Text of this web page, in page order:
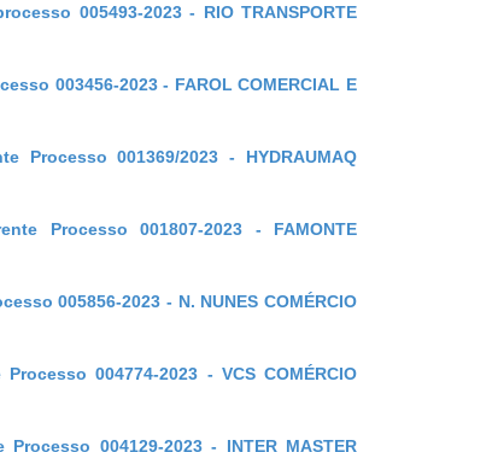
005493-2023 - RIO TRANSPORTE
003456-2023 - FAROL COMERCIAL E
Processo 001369/2023 - HYDRAUMAQ
Processo 001807-2023 - FAMONTE
005856-2023 - N. NUNES COMÉRCIO
004774-2023 - VCS COMÉRCIO
004129-2023 - INTER MASTER